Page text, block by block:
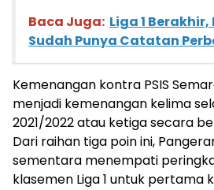
Baca Juga: Liga 1
Sudah Punya Catatan
Kemenangan kontra PSIS
menjadi kemenangan kelima
2021/2022 atau ketiga secara
Dari raihan tiga poin ini,
sementara menempati
klasemen Liga 1 untuk pertama